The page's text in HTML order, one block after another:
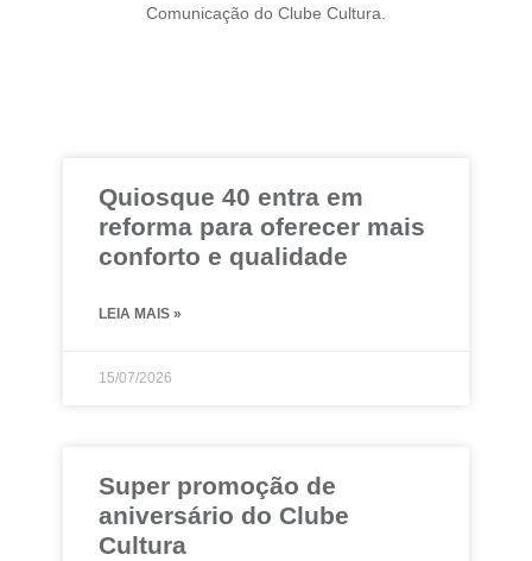
Comunicação do Clube Cultura.
Quiosque 40 entra em
reforma para oferecer mais
conforto e qualidade
LEIA MAIS »
15/07/2026
Super promoção de
aniversário do Clube
Cultura